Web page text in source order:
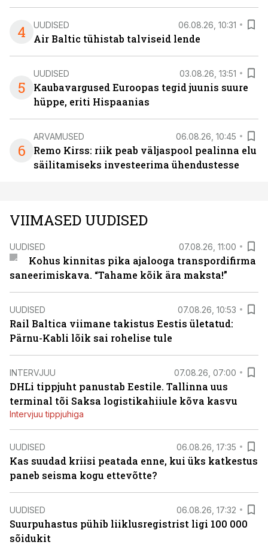
4 UUDISED 06.08.26, 10:31
Air Baltic tühistab talviseid lende
5
UUDISED 03.08.26, 13:51
Kaubavargused Euroopas tegid juunis suure
hüppe, eriti Hispaanias
6
ARVAMUSED 06.08.26, 10:45
Remo Kirss: riik peab väljaspool pealinna elu
säilitamiseks investeerima ühendustesse
VIIMASED UUDISED
UUDISED 07.08.26, 11:00
Kohus kinnitas pika ajalooga transpordifirma
saneerimiskava. “Tahame kõik ära maksta!”
UUDISED 07.08.26, 10:53
Rail Baltica viimane takistus Eestis ületatud:
Pärnu-Kabli lõik sai rohelise tule
INTERVJUU 07.08.26, 07:00
DHLi tippjuht panustab Eestile. Tallinna uus
terminal tõi Saksa logistikahiiule kõva kasvu
Intervjuu tippjuhiga
UUDISED 06.08.26, 17:35
Kas suudad kriisi peatada enne, kui üks katkestus
paneb seisma kogu ettevõtte?
UUDISED 06.08.26, 17:32
Suurpuhastus pühib liiklusregistrist ligi 100 000
sõidukit